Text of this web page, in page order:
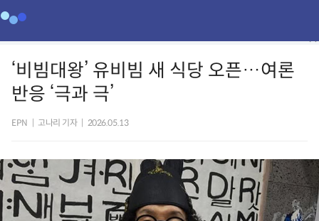
‘비빔대왕’ 유비빔 새 식당 오픈…여론
반응 ‘극과 극’
EPN 고나리 기자 2026.05.13